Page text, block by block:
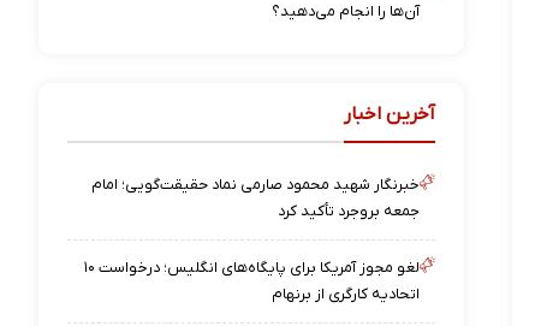
آن‌ها را انجام می‌دهید؟
آخرین اخبار
خبرنگار شهید محمود صارمی نماد حقیقت‌گویی؛ امام
جمعه بروجرد تأکید کرد
لغو مجوز آمریکا برای پایگاه‌های انگلیس؛ درخواست ۱۰
اتحادیه کارگری از برنهام